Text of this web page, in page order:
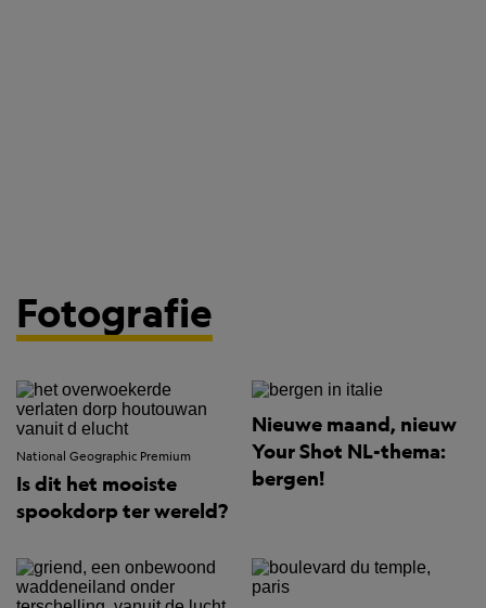
Fotografie
National Geographic Premium
Is dit het mooiste
spookdorp ter wereld?
Nieuwe maand, nieuw
Your Shot NL-thema:
bergen!